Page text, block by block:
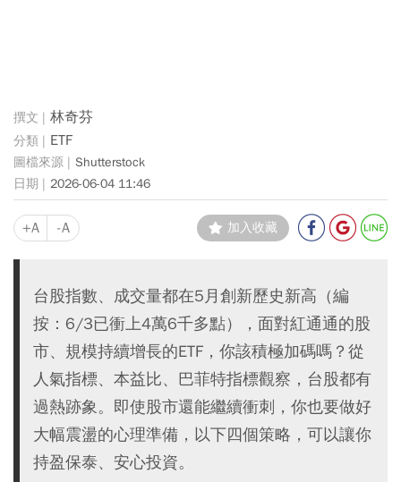
林奇芬
ETF
Shutterstock
2026-06-04 11:46
+A -A 加入收藏
台股指數、成交量都在5月創新歷史新高（編
按：6/3已衝上4萬6千多點），面對紅通通的股
市、規模持續增長的ETF，你該積極加碼嗎？從
人氣指標、本益比、巴菲特指標觀察，台股都有
過熱跡象。即使股市還能繼續衝刺，你也要做好
大幅震盪的心理準備，以下四個策略，可以讓你
持盈保泰、安心投資。